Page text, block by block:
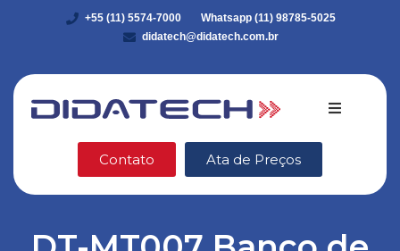
+55 (11) 5574-7000
Whatsapp (11) 98785-5025
didatech@didatech.com.br
Quem
DidaStore
Contato Ata de Preços